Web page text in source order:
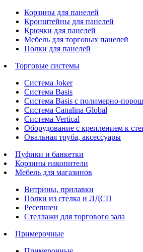
Корзины для панелей
Кронштейны для панелей
Крючки для панелей
Мебель для торговых панелей
Полки для панелей
Торговые системы
Система Joker
Система Basis
Система Basis с полимерно-
Система Canalina Global
Система Vertical
Оборудование с креплением к
Овальная труба, аксессуары
Пуфики и банкетки
Корзины накопители
Мебель для магазинов
Витрины, прилавки
Полки из стелка и ЛДСП
Ресепшен
Стеллажи для торгового зала
Примерочные